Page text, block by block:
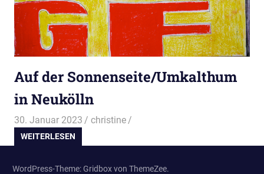
Auf der Sonnenseite/Umkalthum
in Neukölln
30. Januar 2023 christine
WEITERLESEN
WordPress-Theme: Gridbox von ThemeZee.